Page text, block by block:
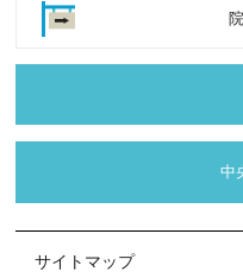
中
サイトマップ